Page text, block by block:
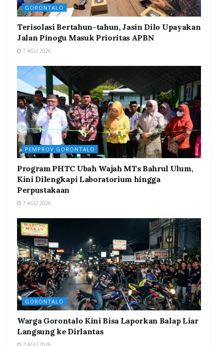
GORONTALO
Terisolasi Bertahun-tahun, Jasin Dilo Upayakan
Jalan Pinogu Masuk Prioritas APBN
7 AGU 2026
PEMPROV GORONTALO
Program PHTC Ubah Wajah MTs Bahrul Ulum,
Kini Dilengkapi Laboratorium hingga
Perpustakaan
7 AGU 2026
GORONTALO
Warga Gorontalo Kini Bisa Laporkan Balap Liar
Langsung ke Dirlantas
7 AGU 2026